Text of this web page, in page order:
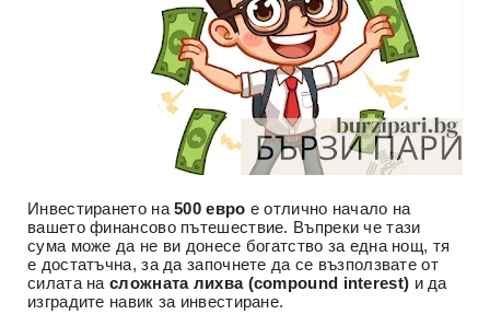
Инвестирането на500 евро е отлично начало на
вашето финансово пътешествие. Въпреки че тази
сума може да не ви донесе богатство за една нощ, тя
е достатъчна, за да започнете да се възползвате от
силата на сложната лихва (compound interest) и да
изградите навик за инвестиране.